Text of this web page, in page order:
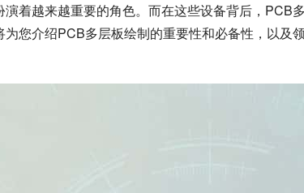
着越来越重要的角色。而在这些设备背后，PCB
您介绍PCB多层板绘制的重要性和必备性，以及